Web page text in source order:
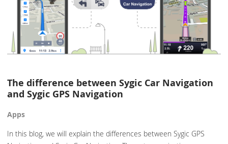
The difference between Sygic Car Navigation
and Sygic GPS Navigation
Apps
In this blog, we will explain the differences between Sygic GPS